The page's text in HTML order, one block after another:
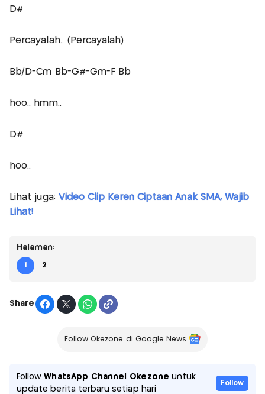
D#
Percayalah.. (Percayalah)
Bb/D-Cm Bb-G#-Gm-F Bb
hoo.. hmm..
D#
hoo..
Lihat juga: Video Clip Keren Ciptaan Anak SMA, Wajib
Lihat!
Halaman:
1 2
Share
Follow Okezone di Google News
FollowWhatsApp Channel Okezone untuk
update berita terbaru setiap hari
Follow